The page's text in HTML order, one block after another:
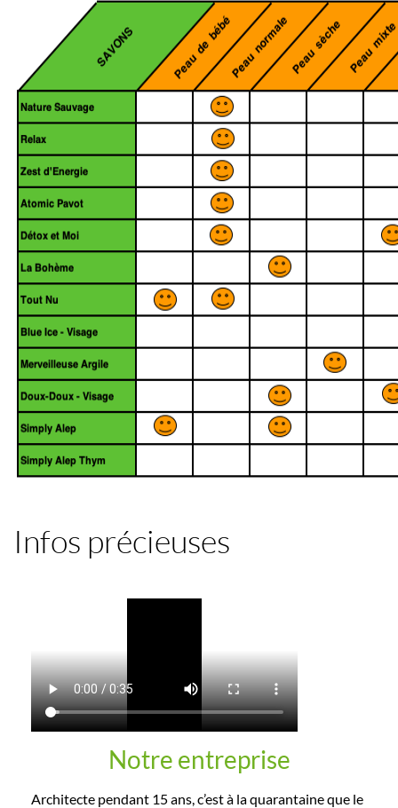
Infos précieuses
Notre entreprise
Architecte pendant 15 ans, c’est à la quarantaine que le